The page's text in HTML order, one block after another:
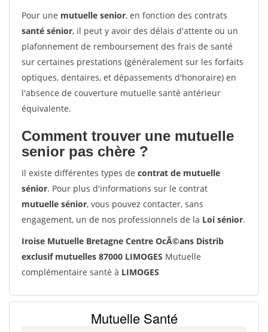
Pour une mutuelle senior, en fonction des contrats
santé sénior, il peut y avoir des délais d'attente ou un
plafonnement de remboursement des frais de santé
sur certaines prestations (généralement sur les forfaits
optiques, dentaires, et dépassements d'honoraire) en
l'absence de couverture mutuelle santé antérieur
équivalente.
Comment trouver une mutuelle
senior pas chère ?
Il existe différentes types de contrat de mutuelle
sénior. Pour plus d'informations sur le contrat
mutuelle sénior, vous pouvez contacter, sans
engagement, un de nos professionnels de la Loi sénior.
Iroise Mutuelle Bretagne Centre OcÃ©ans Distrib
exclusif mutuelles 87000 LIMOGES Mutuelle
complémentaire santé à LIMOGES